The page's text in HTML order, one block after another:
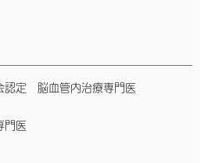
認定 脳血管内治療専門医
門医